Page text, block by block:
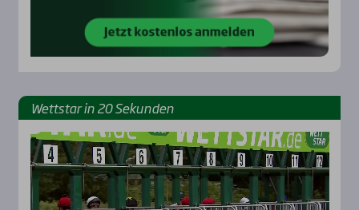
Wett­star in 20 Sekun­den